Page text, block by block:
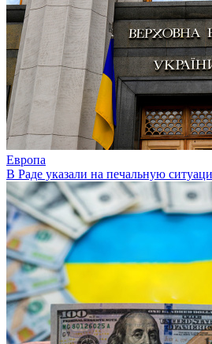
Европа
В Раде указали на печальную